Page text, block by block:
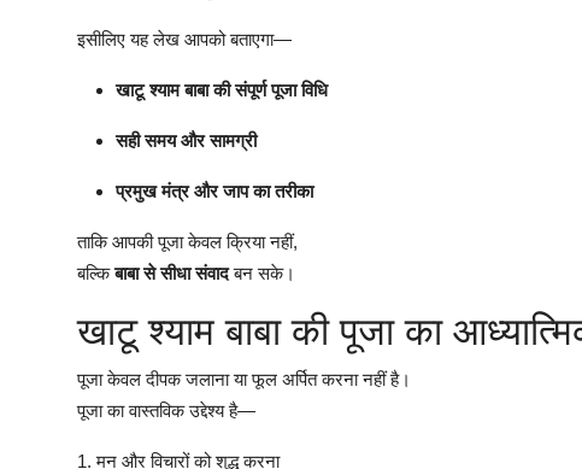
इसीलिए यह लेख आपको बताएगा—
खाटू श्याम बाबा की संपूर्ण पूजा विधि
सही समय और सामग्री
प्रमुख मंत्र और जाप का तरीका
ताकि आपकी पूजा केवल क्रिया नहीं,
बल्किबाबा से सीधा संवादबन सके।
खाटू श्याम बाबा की पूजा का
पूजा केवल दीपक जलाना या फूल अर्पित करना नहीं है।
पूजा का वास्तविक उद्देश्य है—
1. मन और विचारों को शुद्ध करना